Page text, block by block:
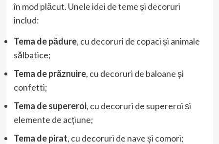
în mod plăcut. Unele idei de teme și decoruri
includ:
Tema de pădure, cu decoruri de copaci și animale
sălbatice;
Tema de prăznuire, cu decoruri de baloane și
confetti;
Tema de supereroi, cu decoruri de supereroi și
elemente de acțiune;
Tema de pirat, cu decoruri de nave și comori;